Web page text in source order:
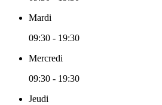
Mardi
09:30 - 19:30
Mercredi
09:30 - 19:30
Jeudi